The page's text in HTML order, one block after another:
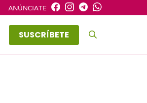
ANÚNCIATE
SUSCRÍBETE